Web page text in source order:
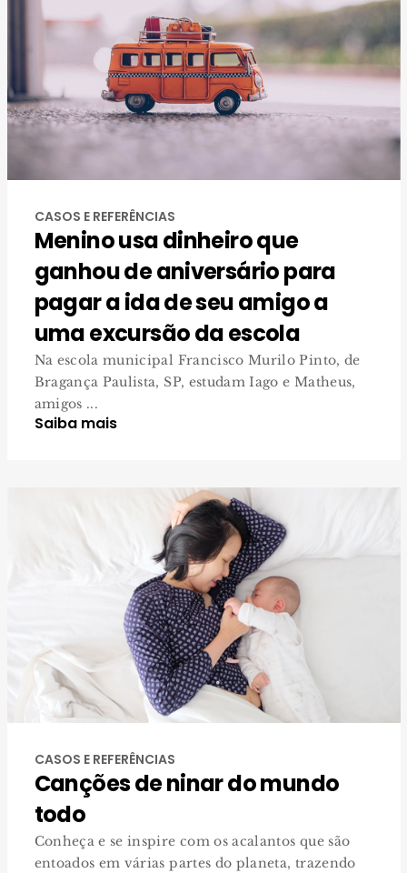
CASOS E REFERÊNCIAS
Menino usa dinheiro que
ganhou de aniversário para
pagar a ida de seu amigo a
uma excursão da escola
Na escola municipal Francisco Murilo Pinto, de
Bragança Paulista, SP, estudam Iago e Matheus,
amigos ...
Saiba mais
CASOS E REFERÊNCIAS
Canções de ninar do mundo
todo
Conheça e se inspire com os acalantos que são
entoados em várias partes do planeta, trazendo